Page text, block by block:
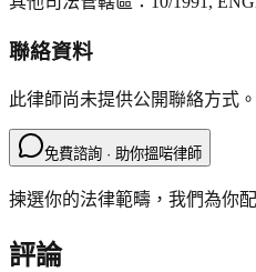
聯絡資料
此律師尚未提供公開聯絡方式。
免費諮詢 · 助你搵啱律師
揀選你的法律範疇，我們為你
評論